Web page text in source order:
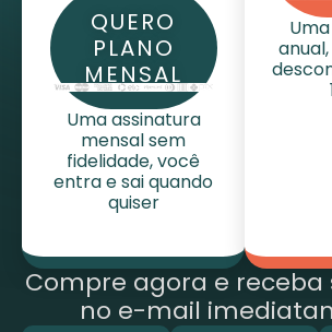
QUERO
PLANO
MENSAL
Uma assinatura
mensal sem
fidelidade, você
entra e sai quando
quiser
Compre agora e receba
no e-mail